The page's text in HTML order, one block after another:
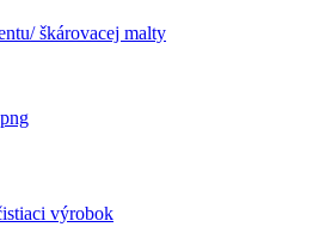
škárovacej malty
výrobok